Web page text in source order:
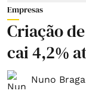
Empresas
Criação
cai 4,2%
Nuno Braga